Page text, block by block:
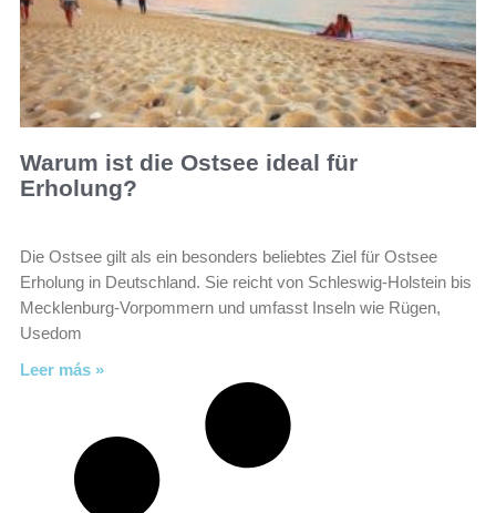
Warum ist die Ostsee ideal für
Erholung?
Die Ostsee gilt als ein besonders beliebtes Ziel für Ostsee
Erholung in Deutschland. Sie reicht von Schleswig-Holstein bis
Mecklenburg-Vorpommern und umfasst Inseln wie Rügen,
Usedom
Leer más »